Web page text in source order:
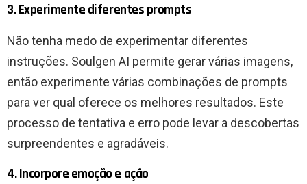
3. Experimente diferentes prompts
Não tenha medo de experimentar diferentes
instruções. Soulgen AI permite gerar várias imagens,
então experimente várias combinações de prompts
para ver qual oferece os melhores resultados. Este
processo de tentativa e erro pode levar a descobertas
surpreendentes e agradáveis.
4. Incorpore emoção e ação